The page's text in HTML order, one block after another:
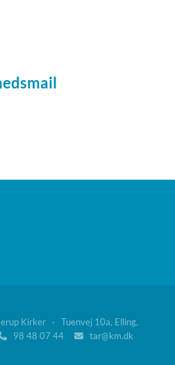
Kirker · Tuenvej 10a, Elling,
98 48 07 44 tar@km.dk